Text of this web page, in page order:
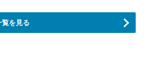
覧を見る